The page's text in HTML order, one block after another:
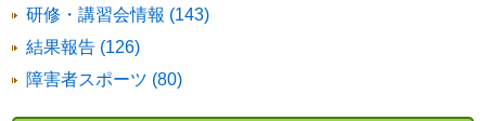
研修・講習会情報 (143)
結果報告 (126)
障害者スポーツ (80)